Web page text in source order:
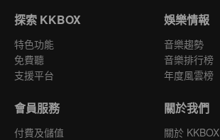
探索 KKBOX
特色功能
免費聽
支援平台
娛樂情報
音樂趨勢
音樂排行榜
年度風雲榜
會員服務
付費及儲值
關於我們
關於 KKBOX